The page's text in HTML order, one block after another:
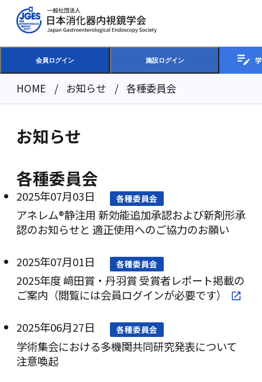
会員ログイン 施設ログイン
HOME お知らせ 各種委員会
お知らせ
各種委員会
2025年07月03日 各種委員会
アネレム®静注用 新効能追加承認および新剤形承
認のお知らせと 適正使用へのご協力のお願い
2025年07月01日 各種委員会
2025年度 﨑田賞・丹羽賞 受賞者レポート掲載の
ご案内（閲覧には会員ログインが必要です）
2025年06月27日 各種委員会
学術集会における多機関共同研究発表について
注意喚起